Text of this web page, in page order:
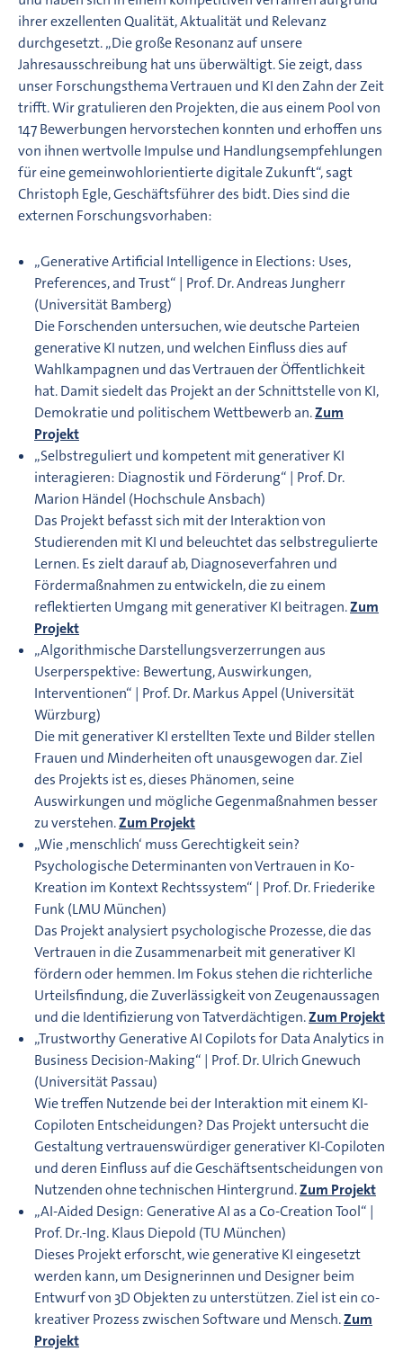
ihrer exzellenten Qualität, Aktualität und Relevanz
durchgesetzt. „Die große Resonanz auf unsere
Jahresausschreibung hat uns überwältigt. Sie zeigt, dass
unser Forschungsthema Vertrauen und KI den Zahn der Zeit
trifft. Wir gratulieren den Projekten, die aus einem Pool von
147 Bewerbungen hervorstechen konnten und erhoffen uns
von ihnen wertvolle Impulse und Handlungsempfehlungen
für eine gemeinwohlorientierte digitale Zukunft“, sagt
Christoph Egle, Geschäftsführer des bidt. Dies sind die
externen Forschungsvorhaben:
„Generative Artificial Intelligence in Elections: Uses,
Preferences, and Trust“ | Prof. Dr. Andreas Jungherr
(Universität Bamberg)
Die Forschenden untersuchen, wie deutsche Parteien
generative KI nutzen, und welchen Einfluss dies auf
Wahlkampagnen und das Vertrauen der Öffentlichkeit
hat. Damit siedelt das Projekt an der Schnittstelle von KI,
Demokratie und politischem Wettbewerb an.Zum
Projekt
„Selbstreguliert und kompetent mit generativer KI
interagieren: Diagnostik und Förderung“ | Prof. Dr.
Marion Händel (Hochschule Ansbach)
Das Projekt befasst sich mit der Interaktion von
Studierenden mit KI und beleuchtet das selbstregulierte
Lernen. Es zielt darauf ab, Diagnoseverfahren und
Fördermaßnahmen zu entwickeln, die zu einem
reflektierten Umgang mit generativer KI beitragen.Zum
Projekt
„Algorithmische Darstellungsverzerrungen aus
Userperspektive: Bewertung, Auswirkungen,
Interventionen“ | Prof. Dr. Markus Appel (Universität
Würzburg)
Die mit generativer KI erstellten Texte und Bilder stellen
Frauen und Minderheiten oft unausgewogen dar. Ziel
des Projekts ist es, dieses Phänomen, seine
Auswirkungen und mögliche Gegenmaßnahmen besser
zu verstehen.Zum Projekt
„Wie ‚menschlich‘ muss Gerechtigkeit sein?
Psychologische Determinanten von Vertrauen in Ko-
Kreation im Kontext Rechtssystem“ | Prof. Dr. Friederike
Funk (LMU München)
Das Projekt analysiert psychologische Prozesse, die das
Vertrauen in die Zusammenarbeit mit generativer KI
fördern oder hemmen. Im Fokus stehen die richterliche
Urteilsfindung, die Zuverlässigkeit von Zeugenaussagen
und die Identifizierung von Tatverdächtigen.Zum Projekt
„Trustworthy Generative AI Copilots for Data Analytics in
Business Decision-Making“ | Prof. Dr. Ulrich Gnewuch
(Universität Passau)
Wie treffen Nutzende bei der Interaktion mit einem KI-
Copiloten Entscheidungen? Das Projekt untersucht die
Gestaltung vertrauenswürdiger generativer KI-Copiloten
und deren Einfluss auf die Geschäftsentscheidungen von
Nutzenden ohne technischen Hintergrund.Zum Projekt
„AI-Aided Design: Generative AI as a Co-Creation Tool“ |
Prof. Dr.-Ing. Klaus Diepold (TU München)
Dieses Projekt erforscht, wie generative KI eingesetzt
werden kann, um Designerinnen und Designer beim
Entwurf von 3D Objekten zu unterstützen. Ziel ist ein co-
kreativer Prozess zwischen Software und Mensch.Zum
Projekt